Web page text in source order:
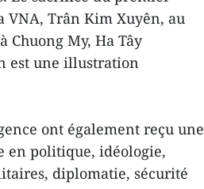
VNA, Trân Kim Xuyên, au
Chuong My, Ha Tây
est une illustration
ont également reçu une
en politique, idéologie,
diplomatie, sécurité